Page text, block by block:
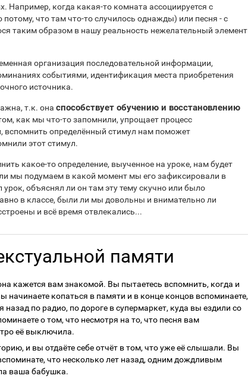
Например, когда какая-то комната ассоциируется с
что там что-то случилось однажды) или песня - с
таким образом в нашу реальность нежелательный элемент
организация последовательной информации,
событиями, идентификация места приобретения
источника.
т.к. она способствует обучению и восстановлению
как мы что-то запомнили, упрощает процесс
вспомнить определённый стимул нам поможет
этот стимул.
какое-то определение, выученное на уроке, нам будет
мы подумаем в какой момент мы его зафиксировали в
объяснял ли он там эту тему скучно или было
в классе, были ли мы довольны и внимательно ли
и всё время отвлекались...
памяти
кажется вам знакомой. Вы пытаетесь вспомнить, когда и
начинаете копаться в памяти и в конце концов вспоминаете,
назад по радио, по дороге в супермаркет, куда вы ездили со
о том, что несмотря на то, что песня вам
её выключила.
и вы отдаёте себе отчёт в том, что уже её слышали. Вы
что несколько лет назад, одним дождливым
ваша бабушка.